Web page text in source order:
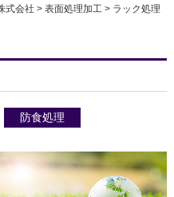
式会社 > 表面処理加工> ラック処理
防食処理